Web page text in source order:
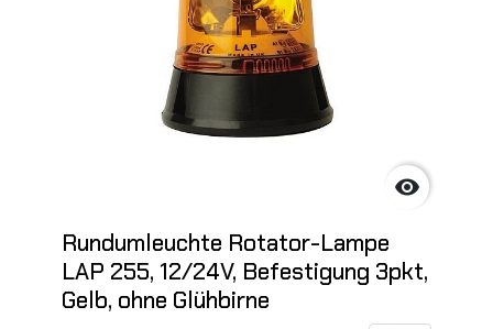

Rundumleuchte Rotator-Lampe
LAP 255, 12/24V, Befestigung 3pkt,
Gelb, ohne Glühbirne